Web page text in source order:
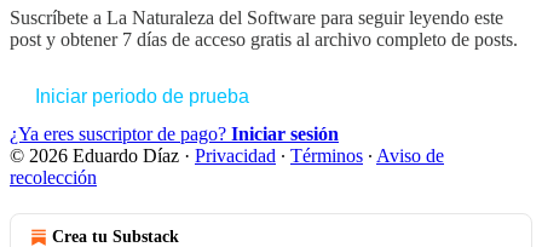
Suscríbete a La Naturaleza del Software para seguir leyendo este
post y obtener 7 días de acceso gratis al archivo completo de posts.
Iniciar periodo de prueba
¿Ya eres suscriptor de pago? Iniciar sesión
© 2026 Eduardo Díaz · Privacidad ∙ Términos ∙ Aviso de
recolección
Crea tu Substack